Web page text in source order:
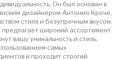
Он был основан в
дизайнером Антонио Кроче,
стиля и безупречным вкусом.
широкий ассортимент
вашу уникальность и стиль.
самых
и проходит строгий